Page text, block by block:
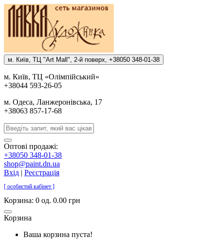
м. Киïв, ТЦ "Art Mall", 2-й поверх, +38050 348-01-38
м. Киïв, ТЦ «Олiмпiйський»
+38044 593-26-05
м. Одеса, Ланжеронiвська, 17
+38063 857-17-68
Оптові продажі:
+38050 348-01-38
shop@paint.dn.ua
Вхід | Реєстрація
[ особистий кабінет ]
Корзина: 0 од. 0.00 грн
Корзина
Ваша корзина пуста!